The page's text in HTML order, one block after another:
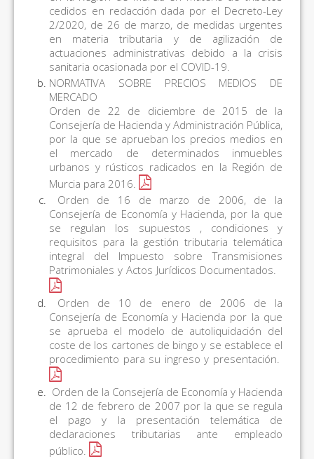
cedidos en redacción dada por el Decreto-Ley
2/2020, de 26 de marzo, de medidas urgentes
en materia tributaria y de agilización de
actuaciones administrativas debido a la crisis
sanitaria ocasionada por el COVID-19.
NORMATIVA SOBRE PRECIOS MEDIOS DE
MERCADO
Orden de 22 de diciembre de 2015 de la
Consejería de Hacienda y Administración Pública,
por la que se aprueban los precios medios en
el mercado de determinados inmuebles
urbanos y rústicos radicados en la Región de
Murcia para 2016.
Orden de 16 de marzo de 2006, de la
Consejería de Economía y Hacienda, por la que
se regulan los supuestos , condiciones y
requisitos para la gestión tributaria telemática
integral del Impuesto sobre Transmisiones
Patrimoniales y Actos Jurídicos Documentados.
Orden de 10 de enero de 2006 de la
Consejería de Economía y Hacienda por la que
se aprueba el modelo de autoliquidación del
coste de los cartones de bingo y se establece el
procedimiento para su ingreso y presentación.
Orden de la Consejería de Economía y Hacienda
de 12 de febrero de 2007 por la que se regula
el pago y la presentación telemática de
declaraciones tributarias ante empleado
público.